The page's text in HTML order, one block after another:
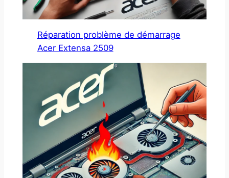
Réparation problème de démarrage
Acer Extensa 2509